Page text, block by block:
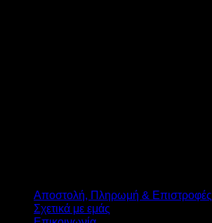
Αποστολή, Πληρωμή & Επιστροφές
Σχετικά με εμάς